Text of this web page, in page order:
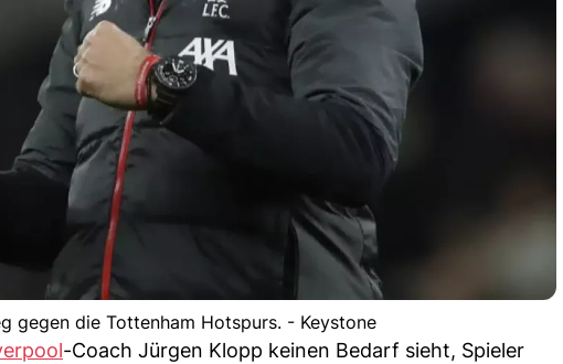
gegen die Tottenham Hotspurs. - Keystone
-Coach Jürgen Klopp keinen Bedarf sieht, Spieler